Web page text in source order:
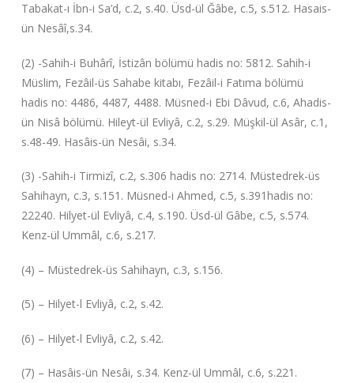
Tabakat-ı İbn-i Sa’d, c.2, s.40. Üsd-ül Ğâbe, c.5, s.512. Hasais-
ün Nesâî,s.34.
(2) -Sahih-i Buhârî, İstizân bölümü hadis no: 5812. Sahih-i
Müslim, Fezâil-üs Sahabe kitabı, Fezâil-i Fatıma bölümü
hadis no: 4486, 4487, 4488. Müsned-i Ebi Dâvud, c.6, Ahadis-
ün Nisâ bölümü. Hileyt-ül Evliyâ, c.2, s.29. Müşkil-ül Asâr, c.1,
s.48-49. Hasâis-ün Nesâi, s.34.
(3) -Sahih-i Tirmizî, c.2, s.306 hadis no: 2714. Müstedrek-üs
Sahihayn, c.3, s.151. Müsned-i Ahmed, c.5, s.391hadis no:
22240. Hilyet-ül Evliyâ, c.4, s.190. Üsd-ül Gâbe, c.5, s.574.
Kenz-ül Ummâl, c.6, s.217.
(4) – Müstedrek-üs Sahihayn, c.3, s.156.
(5) – Hilyet-l Evliyâ, c.2, s.42.
(6) – Hilyet-l Evliyâ, c.2, s.42.
(7) – Hasâis-ün Nesâi, s.34. Kenz-ül Ummâl, c.6, s.221.